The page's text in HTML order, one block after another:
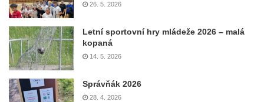
26. 5. 2026
Letní sportovní hry mládeže 2026 – malá
kopaná
14. 5. 2026
Správňák 2026
28. 4. 2026